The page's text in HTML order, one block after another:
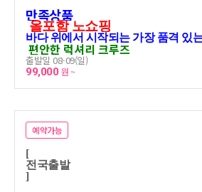
만족상품
올포함 노쇼핑
바다 위에서 시작되는 가장 품격 있
편안한 럭셔리 크루즈
출발일 08-09(일)
99,000원 ~
예약가능
[
전국출발
]